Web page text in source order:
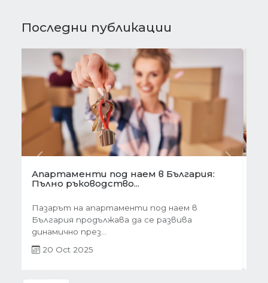
Последни публикации
Готови завеси за хол на една ръка
разстояние
Скъпи дами, нека си признаем, че понякога
най-голямото предизвикателство в
обзавеждането...
01 Oct 2025